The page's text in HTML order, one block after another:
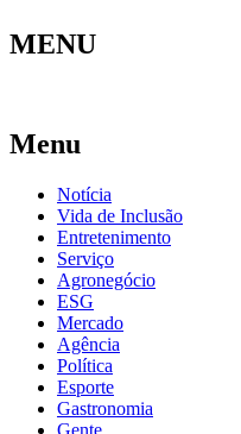
MENU
Menu
Notícia
Vida de Inclusão
Entretenimento
Serviço
Agronegócio
ESG
Mercado
Agência
Política
Esporte
Gastronomia